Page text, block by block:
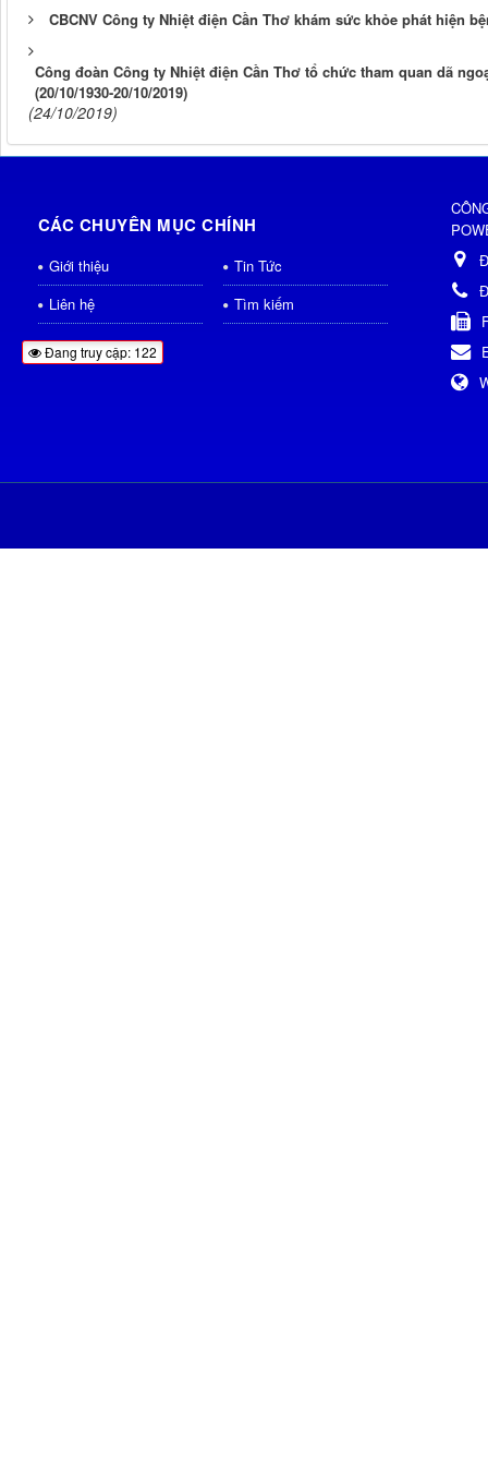
CBCNV Công ty Nhiệt điện Cần Thơ khám sức khỏe phát hiện
Công đoàn Công ty Nhiệt điện Cần Thơ tổ chức tham quan dã
(20/10/1930-20/10/2019)
(24/10/2019)
CÁC CHUYÊN MỤC CHÍNH
Giới thiệu
Tin Tức
Liên hệ
Tìm kiếm
Đang truy cập: 122